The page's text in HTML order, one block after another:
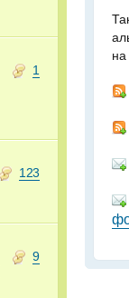
1
123
9